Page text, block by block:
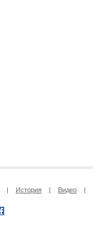
| История | Видео |